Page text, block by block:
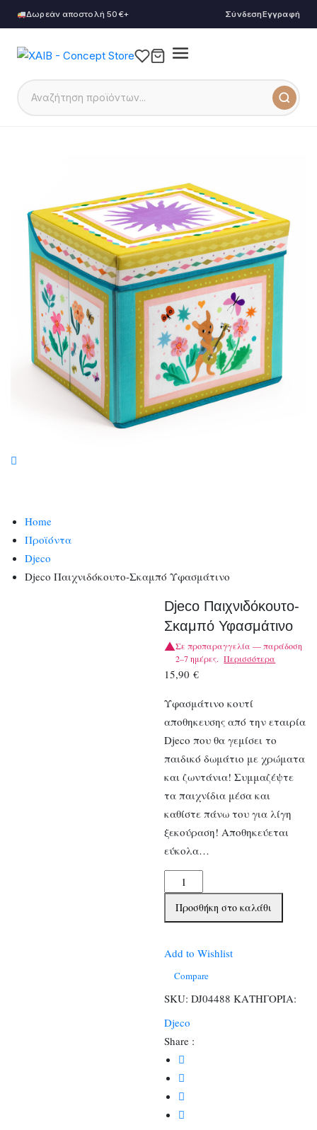
Δωρεάν αποστολή 50€+ ΣύνδεσηΕγγραφή
Home
Προϊόντα
Djeco
Djeco Παιχνιδόκουτο-Σκαμπό Υφασμάτινο
Djeco Παιχνιδόκουτο-
Σκαμπό Υφασμάτινο
Σε προπαραγγελία — παράδοση
2–7 ημέρες. Περισσότερα
15,90€
Υφασμάτινο κουτί
αποθηκευσης από την εταιρία
Djeco που θα γεμίσει το
παιδικό δωμάτιο με χρώματα
και ζωντάνια! Συμμαζέψτε
τα παιχνίδια μέσα και
καθίστε πάνω του για λίγη
ξεκούραση! Αποθηκεύεται
εύκολα…
Djeco
Παιχνιδόκουτο-
Σκαμπό
ποσότητα
Προσθήκη στο καλάθι
Add to Wishlist
Compare
SKU: DJ04488 ΚΑΤΗΓΟΡΙΑ:
Djeco
Share :